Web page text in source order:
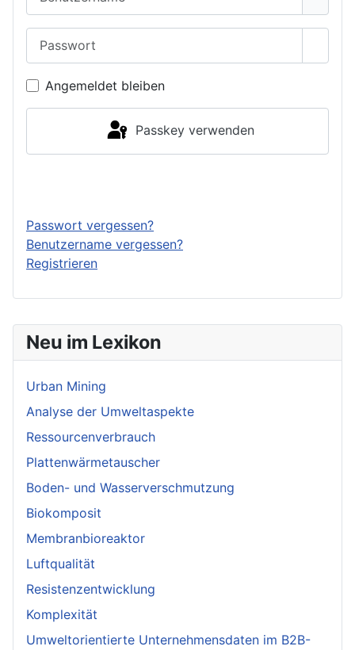
Neu im Lexikon
Urban Mining
Analyse der Umweltaspekte
Ressourcenverbrauch
Plattenwärmetauscher
Boden- und Wasserverschmutzung
Biokomposit
Membranbioreaktor
Luftqualität
Resistenzentwicklung
Komplexität
Umweltorientierte Unternehmensdaten im B2B-
Angemeldet bleiben
Passkey verwenden
Passwort vergessen?
Benutzername vergessen?
Registrieren